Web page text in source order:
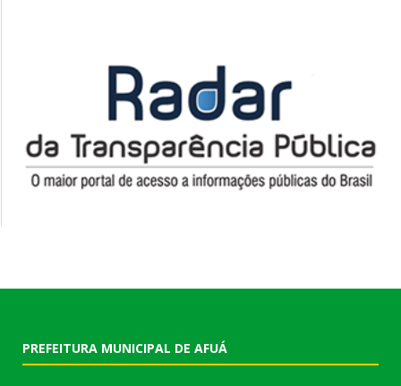
PREFEITURA MUNICIPAL DE AFUÁ